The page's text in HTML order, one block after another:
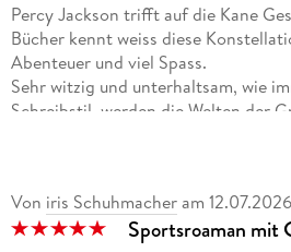
Percy Jackson trifft auf die Kane
Bücher kennt weiss diese
Abenteuer und viel Spass.
Sehr witzig und unterhaltsam, wie
Schreibstil, werden die Welten der
Ich liebe die Bücher von Rick
Sichtweise auf die Mythologie und
Von iris Schuhmacher am 12.07.2026
Sportsroaman mit